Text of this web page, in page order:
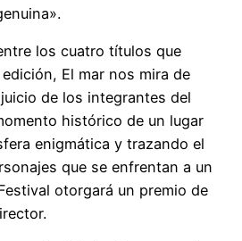
los cuatro títulos que
El mar nos mira de
de los integrantes del
histórico de un lugar
enigmática y trazando el
que se enfrentan a un
otorgará un premio de